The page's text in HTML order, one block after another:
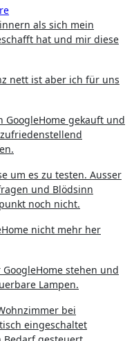
hat und mir diese
nett ist aber ich für uns
gekauft und
um es zu testen. Ausser
und Blödsinn
noch nicht.
nicht mehr her
stehen und
Lampen.
bei
eingeschaltet